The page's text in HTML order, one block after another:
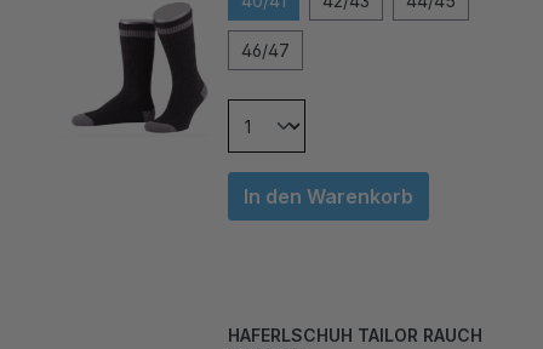
46/47
In den Warenkorb
VINTAGE